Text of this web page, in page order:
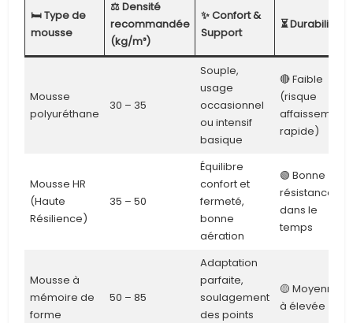
🛏️ Type de
mousse
⚖️ Densité
recommandée
(kg/m³)
✨ Confort &
Support
⏳ Durabilité
Mousse
polyuréthane
30 – 35
Souple,
usage
occasionnel
ou intensif
basique
🔴 Faible
(risque
affaissement
rapide)
Mousse HR
(Haute
Résilience)
35 – 50
Équilibre
confort et
fermeté,
bonne
aération
🟢 Bonne
résistance
dans le
temps
Mousse à
mémoire de
forme
50 – 85
Adaptation
parfaite,
soulagement
des points
🟡 Moyenne
à élevée